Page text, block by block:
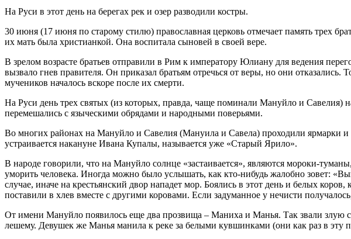
На Руси в этот день на берегах рек и озер разводили костры.
30 июня (17 июня по старому стилю) православная церковь отмечает память трех
их мать была христианкой. Она воспитала сыновей в своей вере.
В зрелом возрасте братьев отправили в Рим к императору Юлиану для ведения
вызвало гнев правителя. Он приказал братьям отречься от веры, но они
мучеников началось вскоре после их смерти.
На Руси день трех святых (из которых, правда, чаще поминали Мануйло и
перемешались с языческими обрядами и народными поверьями.
Во многих районах на Мануйло и Савелия (Мануила и Савела) проходили ярмарки
устраивается накануне Ивана Купалы, называется уже «Старый Ярило».
В народе говорили, что на Мануйло солнце «застаивается», являются мороки-
уморить человека. Иногда можно было услышать, как кто-нибудь жалобно зовет:
случае, иначе на крестьянский двор нападет мор. Боялись в этот день и белых
поставили в хлев вместе с другими коровами. Если задуманное у нечисти
От имени Мануйло появилось еще два прозвища – Маниха и Манья. Так звали злую
лешему. Девушек же Манья манила к реке за белыми кувшинками (они как раз в эту